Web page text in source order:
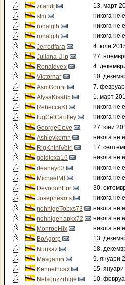
zilandi
13. март
slm
никога не
ronalglh
никога не
ronalglh
никога не
Jerrodfara
4. юли
Juliana Uip
27.
Ronaldvex
4.
Victornar
10.
AsmGooni
7.
AlysaKiss85
1. март
RebeccaKl
никога не
fugCetCaulley
никога не
GeorgeCove
27. юни
Ashleykemn
никога не
RigKniniVoirl
17.
goldiexa16
никога не
deanayo3
никога не
MichaelMl
никога не
DevooonLor
30.
Josephesots
никога не
nohnigeTobxs73
никога не
nohnigehapkx72
никога не
MonroeHix
никога не
BoAgorp
13.
Nuuxaz
18.
Masgamn
9. януари
Kennethcax
15.
Nelsonzzrhige
10.